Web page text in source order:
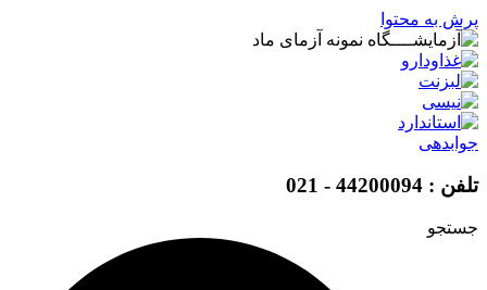
پرش به محتوا
جوابدهی
تلفن : 44200094 - 021
جستجو